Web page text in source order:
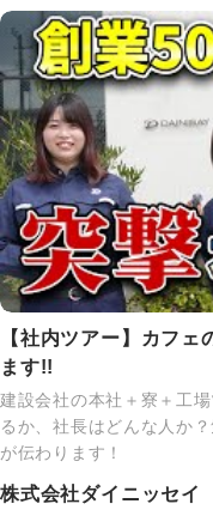
【社内ツアー】カフ
ます!!
建設会社の本社＋寮＋工
るか、社長はどんな人か
が伝わります！
株式会社ダイニッセイ